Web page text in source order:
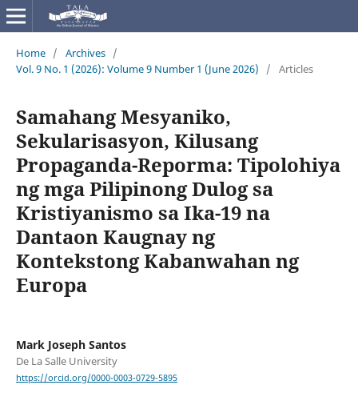
Home / Archives /
Vol. 9 No. 1 (2026): Volume 9 Number 1 (June 2026)
/ Articles
Samahang Mesyaniko,
Sekularisasyon, Kilusang
Propaganda-Reporma: Tipolohiya
ng mga Pilipinong Dulog sa
Kristiyanismo sa Ika-19 na
Dantaon Kaugnay ng
Kontekstong Kabanwahan ng
Europa
Mark Joseph Santos
De La Salle University
https://orcid.org/0000-0003-0729-5895